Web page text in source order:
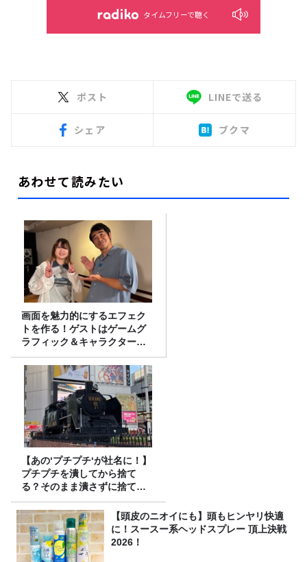
タイムフリーで聴く
ポスト LINEで送る
シェア ブクマ
あわせて読みたい
画面を魅力的にするエフェク
トを作る！ゲストはゲームグ
ラフィック＆キャラクター専
攻の遠藤里桜さん！
【あの‘プチプチ‘が社名に！】
プチプチを潰してから捨て
る？そのまま潰さずに捨て
る？
【頭皮のニオイにも】頭もヒンヤリ快適
に！スースー系ヘッドスプレー 頂上決戦
2026！